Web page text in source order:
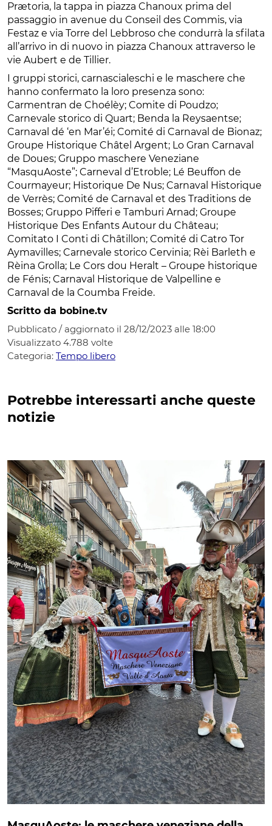
Prætoria, la tappa in piazza Chanoux prima del
passaggio in avenue du Conseil des Commis, via
Festaz e via Torre del Lebbroso che condurrà la sfilata
all’arrivo in di nuovo in piazza Chanoux attraverso le
vie Aubert e de Tillier.
I gruppi storici, carnascialeschi e le maschere che
hanno confermato la loro presenza sono:
Carmentran de Choélèy; Comite di Poudzo;
Carnevale storico di Quart; Benda la Reysaentse;
Carnaval dé ‘en Mar’éi; Comité di Carnaval de Bionaz;
Groupe Historique Châtel Argent; Lo Gran Carnaval
de Doues; Gruppo maschere Veneziane
“MasquAoste”; Carneval d’Etroble; Lé Beuffon de
Courmayeur; Historique De Nus; Carnaval Historique
de Verrès; Comité de Carnaval et des Traditions de
Bosses; Gruppo Pifferi e Tamburi Arnad; Groupe
Historique Des Enfants Autour du Château;
Comitato I Conti di Châtillon; Comité di Catro Tor
Aymavilles; Carnevale storico Cervinia; Rèi Barleth e
Rèina Grolla; Le Cors dou Heralt – Groupe historique
de Fénis; Carnaval Historique de Valpelline e
Carnaval de la Coumba Freide.
Scritto da bobine.tv
Pubblicato / aggiornato il 28/12/2023 alle 18:00
Visualizzato 4.788 volte
Categoria: Tempo libero
Potrebbe interessarti anche queste
notizie